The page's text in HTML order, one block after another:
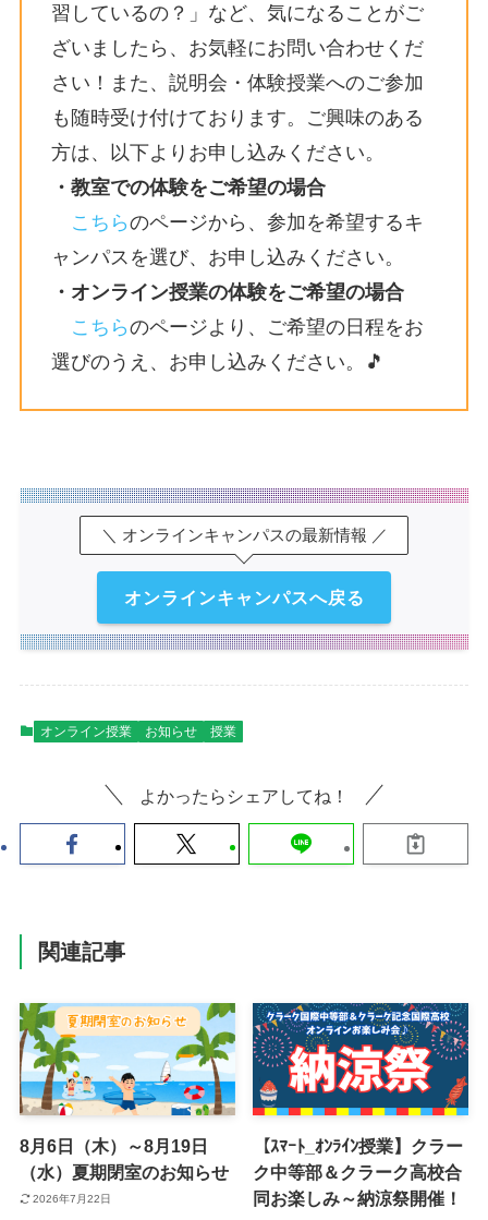
習しているの？」など、気になることがご
ざいましたら、お気軽にお問い合わせくだ
さい！また、説明会・体験授業へのご参加
も随時受け付けております。ご興味のある
方は、以下よりお申し込みください。
・教室での体験をご希望の場合
こちらのページから、参加を希望するキ
ャンパスを選び、お申し込みください。
・オンライン授業の体験をご希望の場合
こちらのページより、ご希望の日程をお
選びのうえ、お申し込みください。🎵
＼ オンラインキャンパスの最新情報 ／
オンラインキャンパスへ戻る
オンライン授業 お知らせ 授業
よかったらシェアしてね！
関連記事
8月6日（木）～8月19日
（水）夏期閉室のお知らせ
2026年7月22日
【ｽﾏｰﾄ_ｵﾝﾗｲﾝ授業】クラー
ク中等部＆クラーク高校合
同お楽しみ～納涼祭開催！